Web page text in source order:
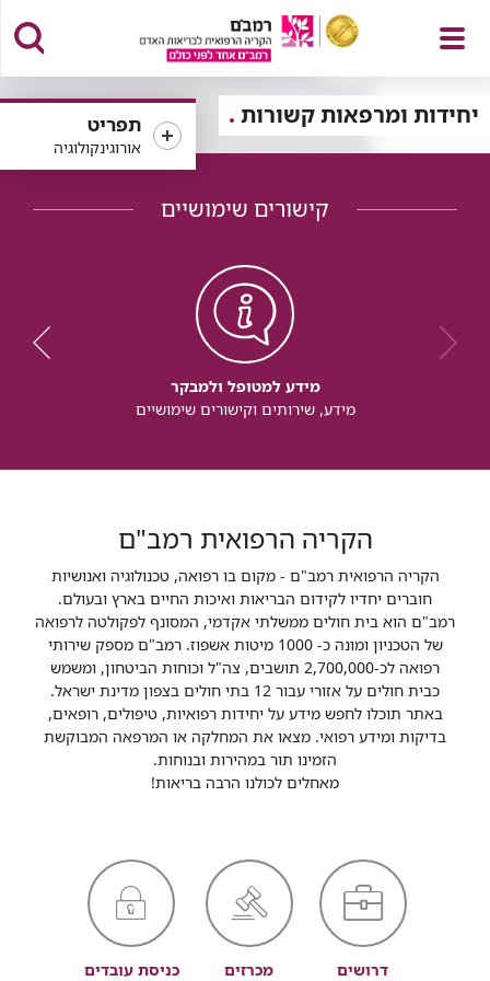
פתח
תפריט
תפריט
אורוגינקולוגיה
יחידות ומרפאות קשורות
קישורים שימושיים
מידע למטופל ולמבקר
מידע, שירותים וקישורים שימושיים
הקריה הרפואית רמב"ם
הקריה הרפואית רמב"ם - מקום בו רפואה, טכנולוגיה ואנושיות
חוברים יחדיו לקידום הבריאות ואיכות החיים בארץ ובעולם.
רמב"ם הוא בית חולים ממשלתי אקדמי, המסונף לפקולטה לרפואה
של הטכניון ומונה כ- 1000 מיטות אשפוז. רמב"ם מספק שירותי
רפואה לכ-2,700,000 תושבים, צה"ל וכוחות הביטחון, ומשמש
כבית חולים על אזורי עבור 12 בתי חולים בצפון מדינת ישראל.
באתר תוכלו לחפש מידע על יחידות רפואיות, טיפולים, רופאים,
בדיקות ומידע רפואי. מצאו את המחלקה או המרפאה המבוקשת
הזמינו תור במהירות ובנוחות.
מאחלים לכולנו הרבה בריאות!
דרושים מכרזים כניסת עובדים